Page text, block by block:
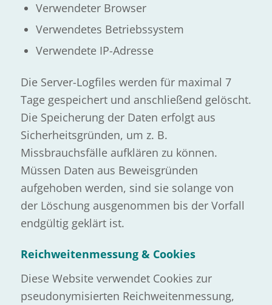
Verwendeter Browser
Verwendetes Betriebssystem
Verwendete IP-Adresse
Die Server-Logfiles werden für maximal 7
Tage gespeichert und anschließend gelöscht.
Die Speicherung der Daten erfolgt aus
Sicherheitsgründen, um z. B.
Missbrauchsfälle aufklären zu können.
Müssen Daten aus Beweisgründen
aufgehoben werden, sind sie solange von
der Löschung ausgenommen bis der Vorfall
endgültig geklärt ist.
Reichweitenmessung & Cookies
Diese Website verwendet Cookies zur
pseudonymisierten Reichweitenmessung,